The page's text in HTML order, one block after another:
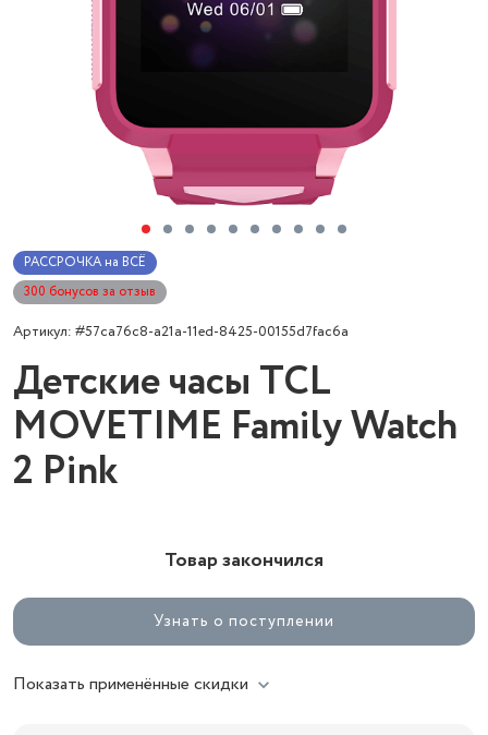
РАССРОЧКА на ВСЁ
300 бонусов за отзыв
Артикул: #57ca76c8-a21a-11ed-8425-00155d7fac6a
Детские часы TCL
MOVETIME Family Watch
2 Pink
Товар закончился
Узнать о поступлении
Показать применённые скидки